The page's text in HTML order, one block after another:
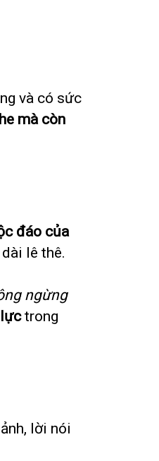
và có sức
mà còn
đáo của
lê thê.
ngừng
trong
lời nói